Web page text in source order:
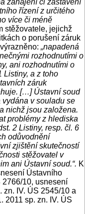
zahájení či zastavení
řízení z určitého
více či méně
stěžovatele, jejichž
o porušení záruk
„napadená
rozhodnutími o
ani rozhodnutími o
Listiny, a z toho
záruk
[…] Ústavní soud
v souladu se
nichž jsou založena.
problémy z hlediska
2 Listiny, resp. čl. 6
odůvodnění
zjištění skutečností
stěžovatel v
ani Ústavní soud.“. K
Ústavního
2766/10, usnesení
zn. IV. ÚS 2545/10 a
2011 sp. zn. IV. ÚS